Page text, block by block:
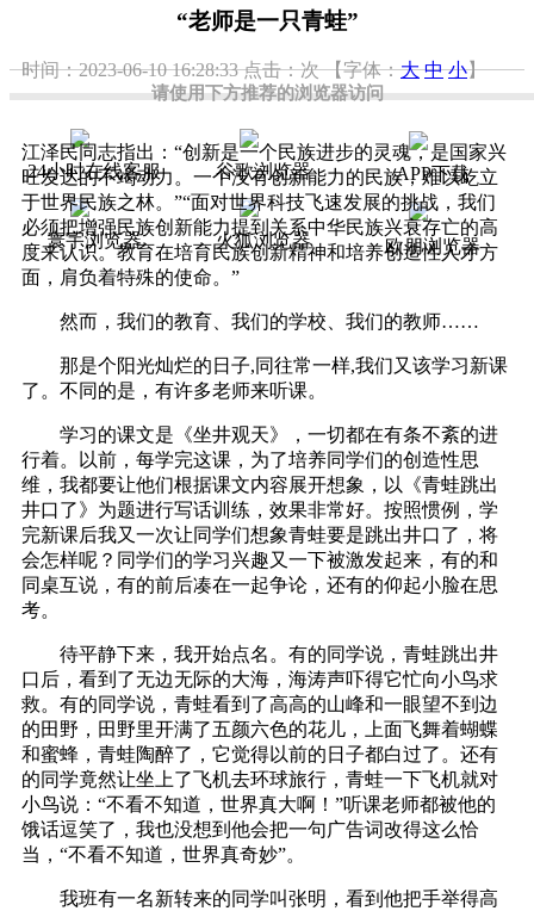
请使用下方推荐的浏览器访问
24小时在线客服 谷歌浏览器 APP下载
寰宇浏览器 火狐浏览器 欧朋浏览器
“老师是一只青蛙”
时间：2023-06-10 16:28:33点击：次 【字体：大 中 小】
江泽民同志指出：“创新是一个民族进步的灵魂，是国家兴
旺发达的不竭动力。一个没有创新能力的民族，难以屹立
于世界民族之林。”“面对世界科技飞速发展的挑战，我们
必须把增强民族创新能力提到关系中华民族兴衰存亡的高
度来认识。教育在培育民族创新精神和培养创造性人才方
面，肩负着特殊的使命。”
然而，我们的教育、我们的学校、我们的教师……
那是个阳光灿烂的日子,同往常一样,我们又该学习新课
了。不同的是，有许多老师来听课。
学习的课文是《坐井观天》，一切都在有条不紊的进
行着。以前，每学完这课，为了培养同学们的创造性思
维，我都要让他们根据课文内容展开想象，以《青蛙跳出
井口了》为题进行写话训练，效果非常好。按照惯例，学
完新课后我又一次让同学们想象青蛙要是跳出井口了，将
会怎样呢？同学们的学习兴趣又一下被激发起来，有的和
同桌互说，有的前后凑在一起争论，还有的仰起小脸在思
考。
待平静下来，我开始点名。有的同学说，青蛙跳出井
口后，看到了无边无际的大海，海涛声吓得它忙向小鸟求
救。有的同学说，青蛙看到了高高的山峰和一眼望不到边
的田野，田野里开满了五颜六色的花儿，上面飞舞着蝴蝶
和蜜蜂，青蛙陶醉了，它觉得以前的日子都白过了。还有
的同学竟然让坐上了飞机去环球旅行，青蛙一下飞机就对
小鸟说：“不看不知道，世界真大啊！”听课老师都被他的
饿话逗笑了，我也没想到他会把一句广告词改得这么恰
当，“不看不知道，世界真奇妙”。
我班有一名新转来的同学叫张明，看到他把手举得高